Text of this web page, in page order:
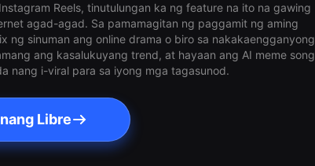
Reels, tinutulungan ka ng feature na ito na gawing
agad-agad. Sa pamamagitan ng paggamit ng aming
ng sinuman ang online drama o biro sa nakakaengganyong
ang kasalukuyang trend, at hayaan ang AI meme song
nang i-viral para sa iyong mga tagasunod.
Libre